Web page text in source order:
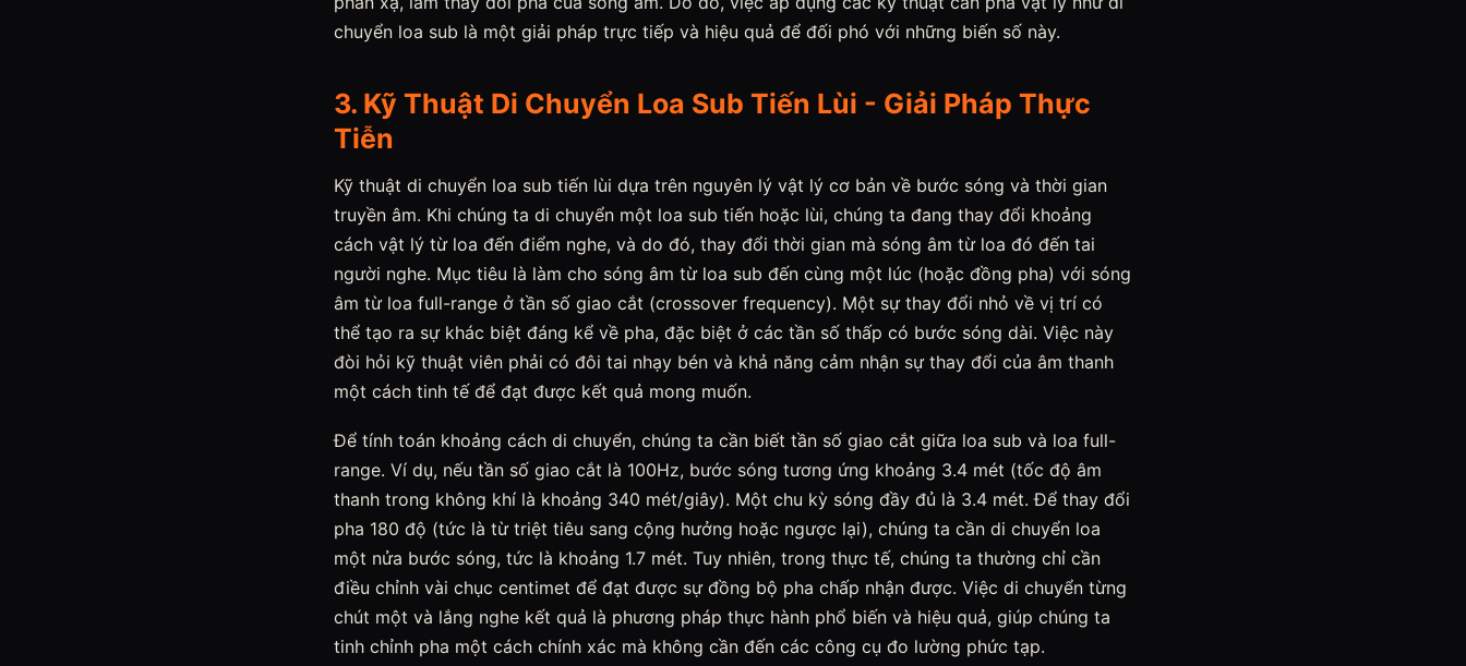
chuyển loa sub là một giải pháp trực tiếp và hiệu quả để đối phó với những biến số này.
3. Kỹ Thuật Di Chuyển Loa Sub Tiến Lùi - Giải Pháp Thực
Tiễn
Kỹ thuật di chuyển loa sub tiến lùi dựa trên nguyên lý vật lý cơ bản về bước sóng và thời gian
truyền âm. Khi chúng ta di chuyển một loa sub tiến hoặc lùi, chúng ta đang thay đổi khoảng
cách vật lý từ loa đến điểm nghe, và do đó, thay đổi thời gian mà sóng âm từ loa đó đến tai
người nghe. Mục tiêu là làm cho sóng âm từ loa sub đến cùng một lúc (hoặc đồng pha) với sóng
âm từ loa full-range ở tần số giao cắt (crossover frequency). Một sự thay đổi nhỏ về vị trí có
thể tạo ra sự khác biệt đáng kể về pha, đặc biệt ở các tần số thấp có bước sóng dài. Việc này
đòi hỏi kỹ thuật viên phải có đôi tai nhạy bén và khả năng cảm nhận sự thay đổi của âm thanh
một cách tinh tế để đạt được kết quả mong muốn.
Để tính toán khoảng cách di chuyển, chúng ta cần biết tần số giao cắt giữa loa sub và loa full-
range. Ví dụ, nếu tần số giao cắt là 100Hz, bước sóng tương ứng khoảng 3.4 mét (tốc độ âm
thanh trong không khí là khoảng 340 mét/giây). Một chu kỳ sóng đầy đủ là 3.4 mét. Để thay đổi
pha 180 độ (tức là từ triệt tiêu sang cộng hưởng hoặc ngược lại), chúng ta cần di chuyển loa
một nửa bước sóng, tức là khoảng 1.7 mét. Tuy nhiên, trong thực tế, chúng ta thường chỉ cần
điều chỉnh vài chục centimet để đạt được sự đồng bộ pha chấp nhận được. Việc di chuyển từng
chút một và lắng nghe kết quả là phương pháp thực hành phổ biến và hiệu quả, giúp chúng ta
tinh chỉnh pha một cách chính xác mà không cần đến các công cụ đo lường phức tạp.